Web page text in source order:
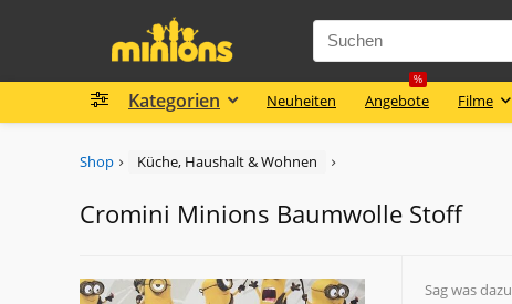
Kategorien Neuheiten Angebote
%
Filme
Shop Küche, Haushalt & Wohnen
Cromini Minions Baumwolle Stoff
Sag was dazu